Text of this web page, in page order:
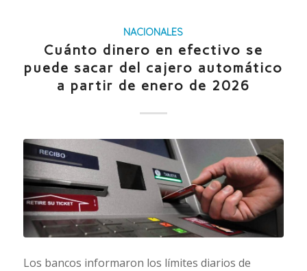
NACIONALES
Cuánto dinero en efectivo se
puede sacar del cajero automático
a partir de enero de 2026
Los bancos informaron los límites diarios de